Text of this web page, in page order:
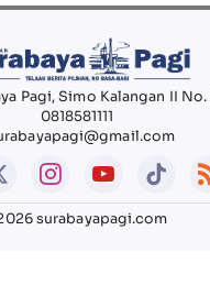
Pagi, Simo Kalangan II No.
0818581111
surabayapagi.com